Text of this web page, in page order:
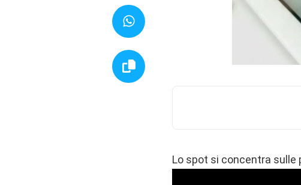
Lo spot si concentra sulle